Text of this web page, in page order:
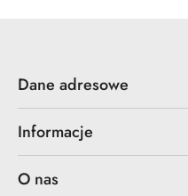
Dane adresowe
Informacje
O nas